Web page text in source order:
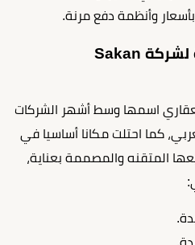
وأنظمة دفع مرنة.
بعض المشاريع المميزة لشركة Sakan
اسمها وسط أشهر الشركات
كما احتلت مكانا أساسيا في
المتقنه والمصممة بعناية،